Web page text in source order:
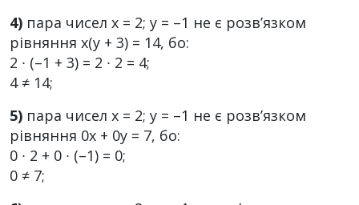
4) пара чисел х = 2; у = –1 не є розв’язком
рівняння х(у + 3) = 14, бо:
2 ∙ (–1 + 3) = 2 ∙ 2 = 4;
4 ≠ 14;
5) пара чисел х = 2; у = –1 не є розв’язком
рівняння 0x + 0y = 7, бо:
0 ∙ 2 + 0 ∙ (–1) = 0;
0 ≠ 7;